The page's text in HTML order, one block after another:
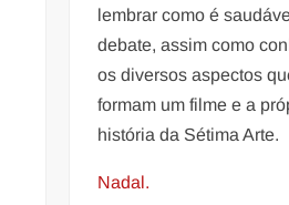
lembrar como é
debate, assim como
os diversos aspectos
formam um filme e a
história da Sétima Arte.
Nadal.